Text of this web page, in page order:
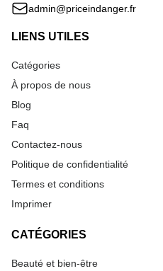
admin@priceindanger.fr
LIENS UTILES
Catégories
À propos de nous
Blog
Faq
Contactez-nous
Politique de confidentialité
Termes et conditions
Imprimer
CATÉGORIES
Beauté et bien-être